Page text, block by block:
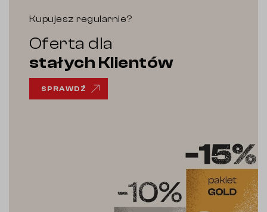
Kupujesz regularnie?
Oferta dla
stałych Klientów
SPRAWDŹ